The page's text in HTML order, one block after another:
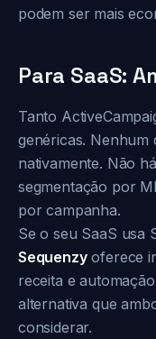
podem ser mais
Para SaaS:
Tanto
genéricas. Nenhum
nativamente. Não
segmentação por
por campanha.
Se o seu SaaS usa
Sequenzyoferece
receita e
alternativa que
considerar.